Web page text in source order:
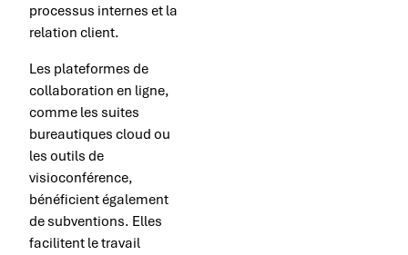
processus internes et la
relation client.
Les plateformes de
collaboration en ligne,
comme les suites
bureautiques cloud ou
les outils de
visioconférence,
bénéficient également
de subventions. Elles
facilitent le travail